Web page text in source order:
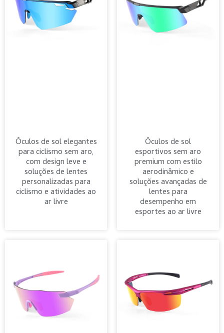
Óculos de sol elegantes
para ciclismo sem aro,
com design leve e
soluções de lentes
personalizadas para
ciclismo e atividades ao
ar livre
Óculos de sol
esportivos sem aro
premium com estilo
aerodinâmico e
soluções avançadas de
lentes para
desempenho em
esportes ao ar livre